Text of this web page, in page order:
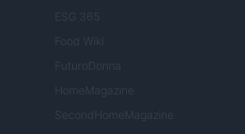
ESG 365
Food Wiki
FuturoDonna
HomeMagazine
SecondHomeMagazine